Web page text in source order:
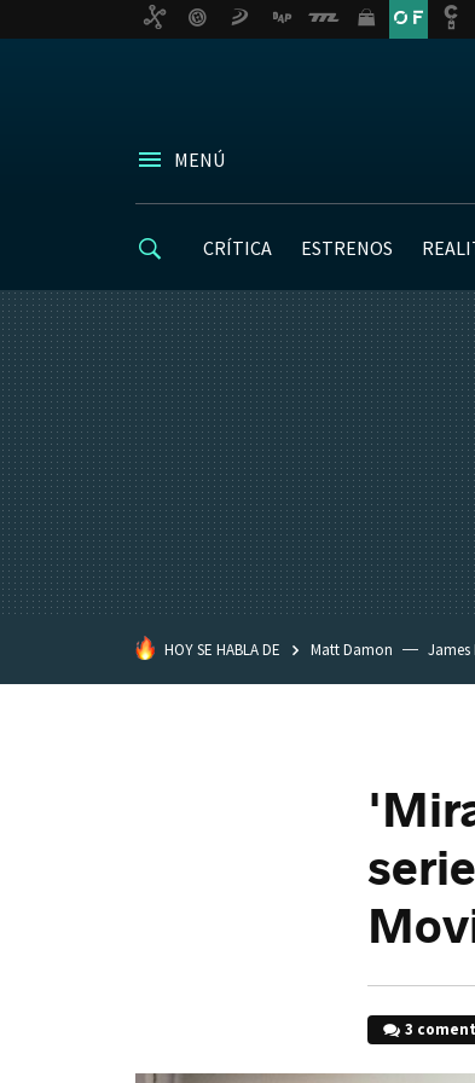
MENÚ
CRÍTICA ESTRENOS
HOY SE HABLA DE Matt Damon James
3